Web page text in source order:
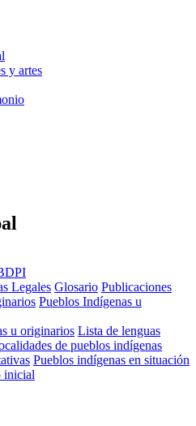
y artes
Legales Glosario Publicaciones
Pueblos Indígenas u
u originarios Lista de lenguas
de pueblos indígenas
Pueblos indígenas en situación
inicial